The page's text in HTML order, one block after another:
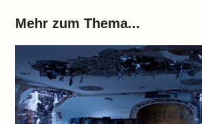
Mehr zum Thema...